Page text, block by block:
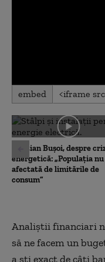
0
seconds
0
seconds
embed
Cristian Bușoi, despre
energetică: „Populația
afectată de limitările de
consum”
Analiștii financiari
să ne facem un
a ști exact de câți